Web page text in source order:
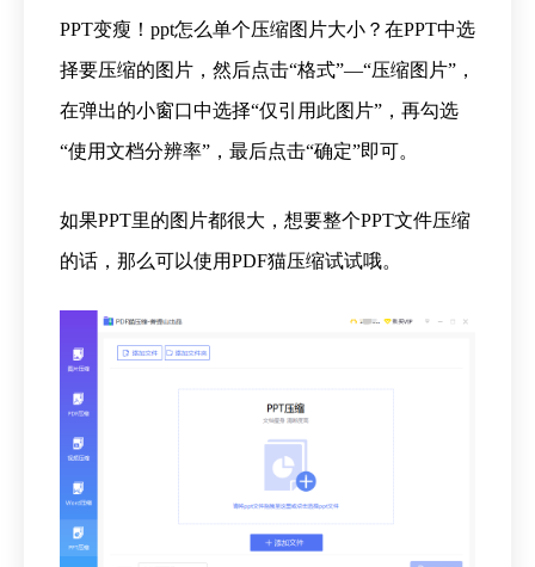
PPT变瘦！ ppt怎么单个压缩图片大小？ 在PPT中选
择要压缩的图片，然后点击“格式”—“压缩图片”，
在弹出的小窗口中选择“仅引用此图片”，再勾选
“使用文档分辨率”，最后点击“确定”即可。
如果PPT里的图片都很大，想要整个PPT文件压缩
的话，那么可以使用PDF猫压缩试试哦。